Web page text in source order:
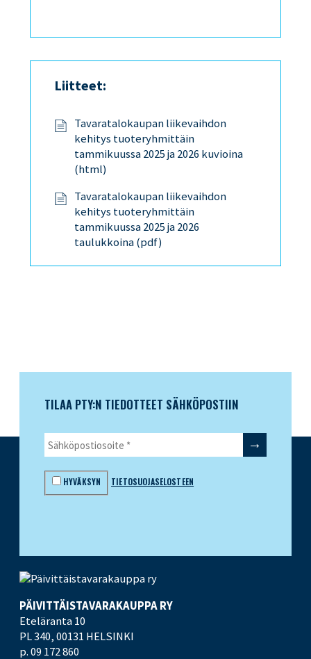
Liitteet:
Tavaratalokaupan liikevaihdon
kehitys tuoteryhmittäin
tammikuussa 2025 ja 2026 kuvioina
(html)
Tavaratalokaupan liikevaihdon
kehitys tuoteryhmittäin
tammikuussa 2025 ja 2026
taulukkoina (pdf)
TILAA PTY:N TIEDOTTEET SÄHKÖPOSTIIN
HYVÄKSYN TIETOSUOJASELOSTEEN
PÄIVITTÄISTAVARA­KAUPPA RY
Eteläranta 10
PL 340,00131 HELSINKI
p. 09 172 860